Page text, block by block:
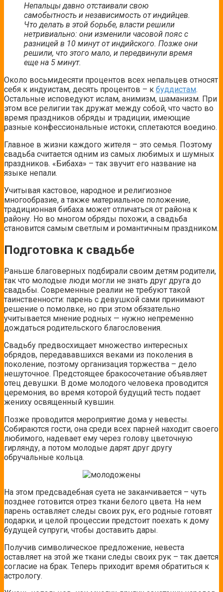
Непальцы давно отстаивали свою
самобытность и независимость от индийцев.
Что делать в этой борьбе, власти решили
нетривиально: они изменили часовой пояс с
разницей в 10 минут от индийского. Позже они
решили, что этого мало, и передвинули время
еще на 5 минут.
Около восьмидесяти процентов всех непальцев относят
себя к индуистам, десять процентов – к буддистам.
Остальные исповедуют ислам, анимизм, шаманизм. При
этом все религии так дружат между собой, что часто во
время праздников обряды и традиции, имеющие
разные конфессиональные истоки, сплетаются воедино.
Главное в жизни каждого жителя – это семья. Поэтому
свадьба считается одним из самых любимых и шумных
праздников. «Бибаха» – так звучит его название на
языке непали.
Учитывая кастовое, народное и религиозное
многообразие, а также материальное положение,
традиционная бибаха может отличаться от района к
району. Но во многом обряды похожи, а свадьба
становится самым светлым и романтичным праздником.
Подготовка к свадьбе
Раньше благоверных подбирали своим детям родители,
так что молодые люди могли не знать друг друга до
свадьбы. Современные реалии не требуют такой
таинственности: парень с девушкой сами принимают
решение о помолвке, но при этом обязательно
учитывается мнение родных — нужно непременно
дождаться родительского благословения.
Свадьбу предвосхищает множество интересных
обрядов, передававшихся веками из поколения в
поколение, поэтому организация торжества – дело
нешуточное. Предстоящее бракосочетание объявляет
отец девушки. В доме молодого человека проводится
церемония, во время которой будущий тесть подает
жениху освященный кувшин.
Позже проводится мероприятие дома у невесты.
Собираются гости, она среди всех парней находит своего
любимого, надевает ему через голову цветочную
гирлянду, а потом молодые дарят друг другу
обручальные кольца.
На этом предсвадебная суета не заканчивается – чуть
позднее готовится отрез ткани белого цвета. На нем
парень оставляет следы своих рук, его родные готовят
подарки, и целой процессии предстоит поехать к дому
будущей супруги, чтобы доставить дары.
Получив символическое предложение, невеста
оставляет на этой же ткани следы своих рук – так дается
согласие на брак. Теперь приходит время обратиться к
астрологу.